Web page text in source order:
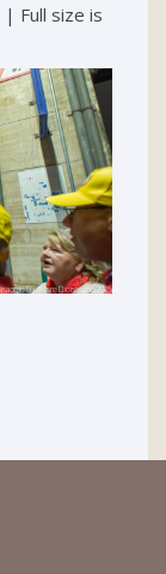
| Full size is